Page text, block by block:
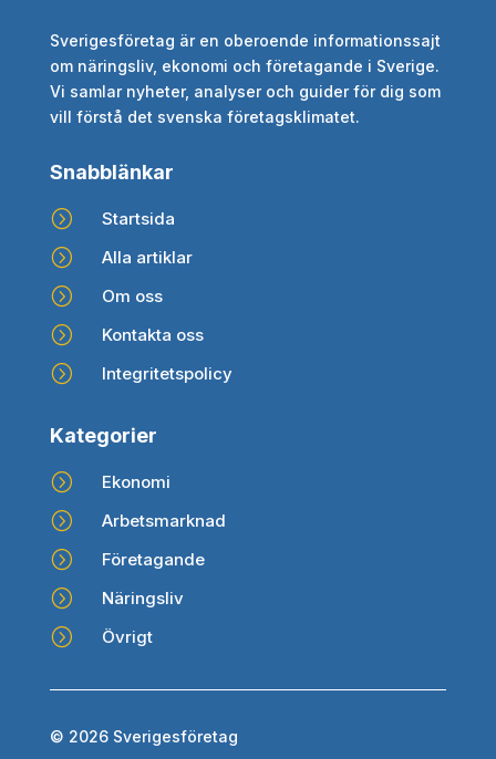
Sverigesföretag är en oberoende informationssajt
om näringsliv, ekonomi och företagande i Sverige.
Vi samlar nyheter, analyser och guider för dig som
vill förstå det svenska företagsklimatet.
Snabblänkar
= Startsida
= Alla artiklar
= Om oss
= Kontakta oss
= Integritetspolicy
Kategorier
= Ekonomi
= Arbetsmarknad
= Företagande
= Näringsliv
= Övrigt
© 2026 Sverigesföretag